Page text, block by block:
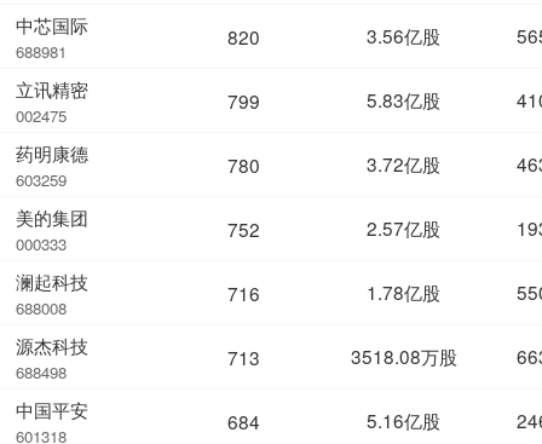
中芯国际
688981
立讯精密
002475
药明康德
603259
美的集团
000333
澜起科技
688008
源杰科技
688498
中国平安
601318
820 3.56亿股
799 5.83亿股
780 3.72亿股
752 2.57亿股
716 1.78亿股
713 3518.08万股
684 5.16亿股